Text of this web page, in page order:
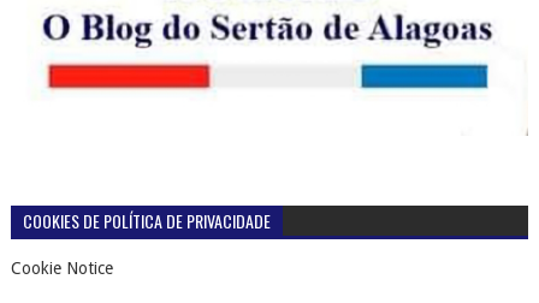
COOKIES DE POLÍTICA DE PRIVACIDADE
Cookie Notice